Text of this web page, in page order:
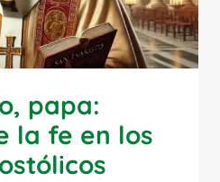
papa:
la fe en los